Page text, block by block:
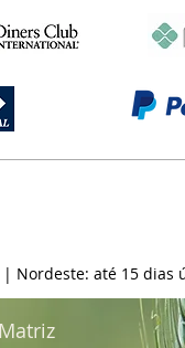
Nordeste: até 15 dias
Matriz